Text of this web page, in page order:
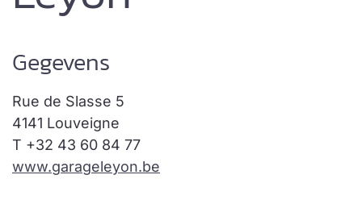
Gegevens
Rue de Slasse 5
4141 Louveigne
T +32 43 60 84 77
www.garageleyon.be